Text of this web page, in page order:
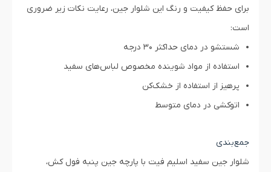
برای حفظ کیفیت و رنگ این شلوار جین، رعایت نکات زیر ضروری
است:
شستشو در دمای حداکثر 30 درجه
استفاده از مواد شوینده مخصوص لباس‌های سفید
پرهیز از استفاده از خشک‌کن
اتوکشی در دمای متوسط
جمع‌بندی
شلوار جین سفید اسلیم فیت با پارچه جین پنبه فول کش،